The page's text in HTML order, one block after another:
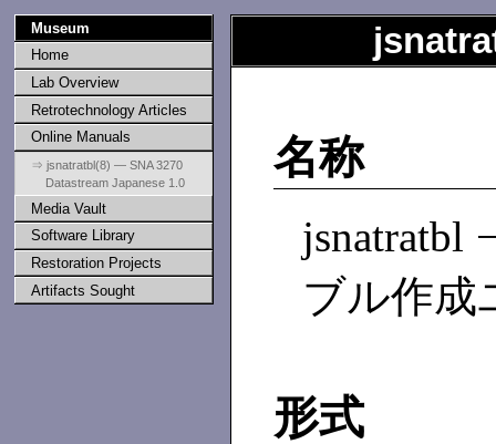
Museum
Home
Lab Overview
Retrotechnology Articles
Online Manuals
⇒ jsnatratbl(8) — SNA 3270
Datastream Japanese 1.0
Media Vault
Software Library
Restoration Projects
Artifacts Sought
名称
jsnatratbl
ブル作成
形式